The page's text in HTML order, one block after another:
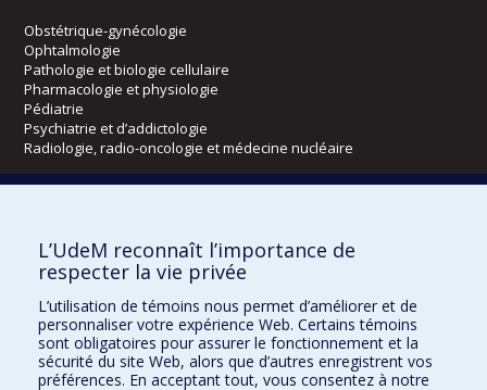
Obstétrique-gynécologie
Ophtalmologie
Pathologie et biologie cellulaire
Pharmacologie et physiologie
Pédiatrie
Psychiatrie et d’addictologie
Radiologie, radio-oncologie et médecine nucléaire
Kinésiologie et des sciences de l’activité physique
Orthophonie et audiologie
Directions
DPC
L’UdeM reconnaît l’importance de
respecter la vie privée
L’utilisation de témoins nous permet d’améliorer et de
personnaliser votre expérience Web. Certains témoins
sont obligatoires pour assurer le fonctionnement et la
sécurité du site Web, alors que d’autres enregistrent vos
préférences. En acceptant tout, vous consentez à notre